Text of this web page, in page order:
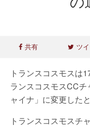
共有 ツ
トランスコスモスは
ランスコスモスCC
ャイナ」に変更した
トランスコスモスチ